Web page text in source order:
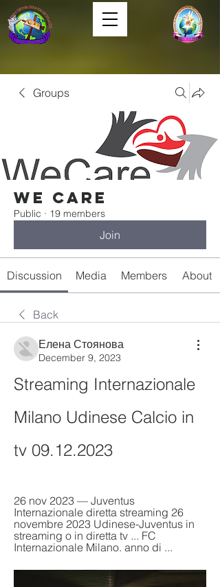
Groups
We Care
Public · 19 members
Join
Discussion Media Members About
Back
Елена Стоянова
December 9, 2023
Streaming Internazionale
Milano Udinese Calcio in
tv 09.12.2023
26 nov 2023 — Juventus
Internazionale diretta streaming 26
novembre 2023 Udinese-Juventus in
streaming o in diretta tv ... FC
Internazionale Milano. anno di ...